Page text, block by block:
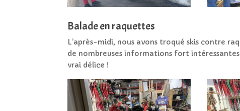
Balade en raquettes
L’après-midi, nous avons troqué skis contre
de nombreuses informations fort
vrai délice !